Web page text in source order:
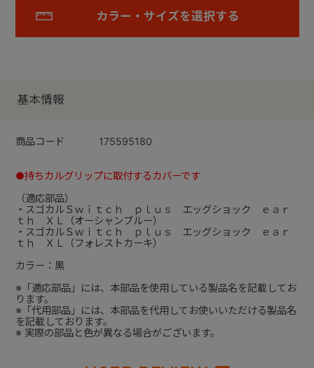
カラー・サイズを選択する
基本情報
商品コード 175595180
●持ちカルグリップに取付するカバーです
（適応部品）
・スゴカルＳｗｉｔｃｈ ｐｌｕｓ エッグショック ｅａｒ
ｔｈ ＸＬ（オーシャンブルー）
・スゴカルＳｗｉｔｃｈ ｐｌｕｓ エッグショック ｅａｒ
ｔｈ ＸＬ（フォレストカーキ）
カラー：黒
※「適応部品」には、本部品を使用している製品名を記載してお
ります。
※「代用部品」には、本部品を代用してお使いいただける製品名
を記載しております。
※ 実際の部品と色が異なる場合がございます。